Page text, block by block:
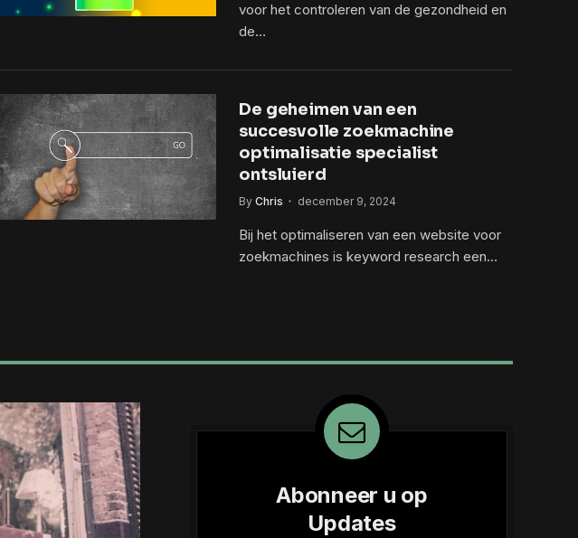
voor het controleren van de gezondheid en
de…
De geheimen van een
succesvolle zoekmachine
optimalisatie specialist
ontsluierd
By Chris december 9, 2024
Bij het optimaliseren van een website voor
zoekmachines is keyword research een…
Abonneer u op
Updates